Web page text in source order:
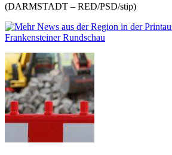
(DARMSTADT – RED/PSD/stip)